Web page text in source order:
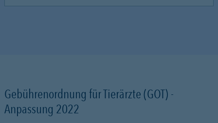
Gebührenordnung für Tierärzte (GOT) -
Anpassung 2022